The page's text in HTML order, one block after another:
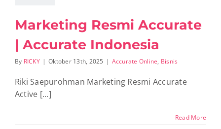
Marketing Resmi Accurate
| Accurate Indonesia
By RICKY | Oktober 13th, 2025 | Accurate Online, Bisnis
Riki Saepurohman Marketing Resmi Accurate
Active [...]
Read More